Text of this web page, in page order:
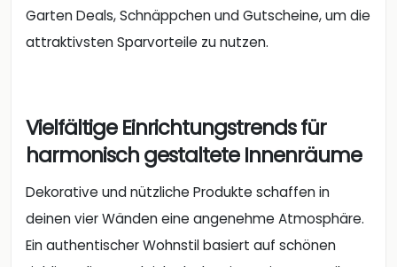
Garten Deals, Schnäppchen und Gutscheine, um die
attraktivsten Sparvorteile zu nutzen.
Vielfältige Einrichtungstrends für
harmonisch gestaltete Innenräume
Dekorative und nützliche Produkte schaffen in
deinen vier Wänden eine angenehme Atmosphäre.
Ein authentischer Wohnstil basiert auf schönen